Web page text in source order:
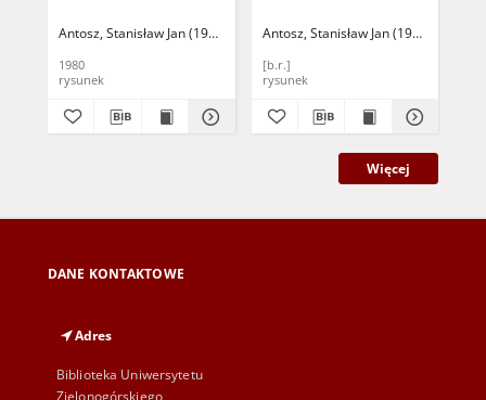
Antosz, Stanisław Jan (1949-2004)
1980
rysunek
Antosz, Stanisław Jan (1949-2004)
[b.r.]
rysunek
Więcej
DANE KONTAKTOWE
Adres
Biblioteka Uniwersytetu
Zielonogórskiego